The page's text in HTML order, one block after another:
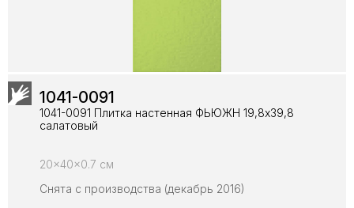
1041-0091
1041-0091 Плитка настенная ФЬЮЖН 19,8х39,8
салатовый
20x40x0.7 см
Снята с производства (декабрь 2016)